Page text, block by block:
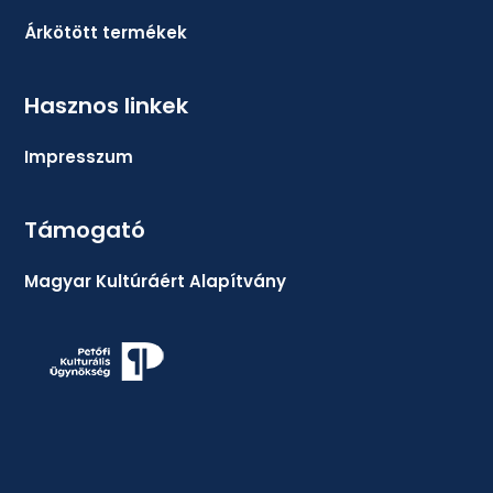
Árkötött termékek
Hasznos linkek
Impresszum
Támogató
Magyar Kultúráért Alapítvány